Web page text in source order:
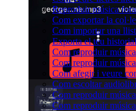
Reproduir música
Com exportar la
Com importar una
Exporta el teu
Com reproduir
Com reproduir
Com afegir i veure
Com escoltar
Com reproduir
Com reproduir